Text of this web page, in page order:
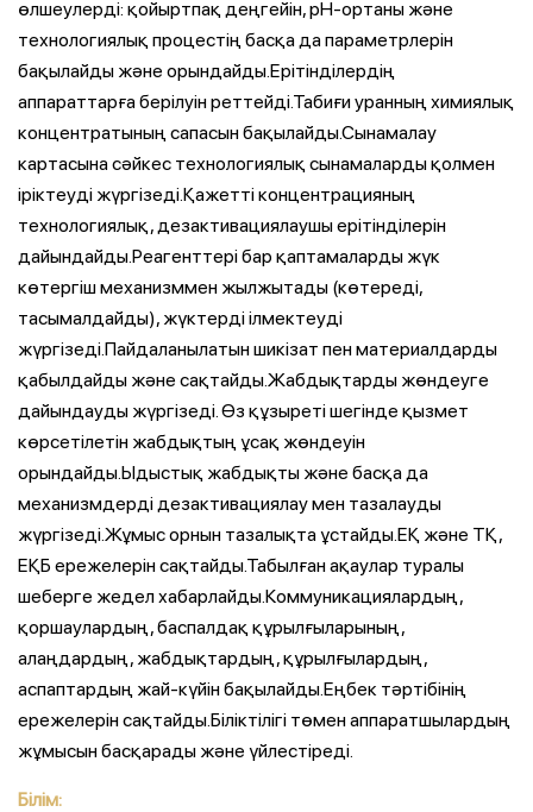
өлшеулерді: қойыртпақ деңгейін, рН-ортаны және
технологиялық процестің басқа да параметрлерін
бақылайды және орындайды.Ерітінділердің
аппараттарға берілуін реттейді.Табиғи уранның химиялық
концентратының сапасын бақылайды.Сынамалау
картасына сәйкес технологиялық сынамаларды қолмен
іріктеуді жүргізеді.Қажетті концентрацияның
технологиялық, дезактивациялаушы ерітінділерін
дайындайды.Реагенттері бар қаптамаларды жүк
көтергіш механизммен жылжытады (көтереді,
тасымалдайды), жүктерді ілмектеуді
жүргізеді.Пайдаланылатын шикізат пен материалдарды
қабылдайды және сақтайды.Жабдықтарды жөндеуге
дайындауды жүргізеді. Өз құзыреті шегінде қызмет
көрсетілетін жабдықтың ұсақ жөндеуін
орындайды.Ыдыстық жабдықты және басқа да
механизмдерді дезактивациялау мен тазалауды
жүргізеді.Жұмыс орнын тазалықта ұстайды.ЕҚ және ТҚ,
ЕҚБ ережелерін сақтайды.Табылған ақаулар туралы
шеберге жедел хабарлайды.Коммуникациялардың,
қоршаулардың, баспалдақ құрылғыларының,
алаңдардың, жабдықтардың, құрылғылардың,
аспаптардың жай-күйін бақылайды.Еңбек тәртібінің
ережелерін сақтайды.Біліктілігі төмен аппаратшылардың
жұмысын басқарады және үйлестіреді.
Білім: